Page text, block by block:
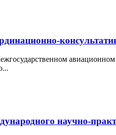
научно-